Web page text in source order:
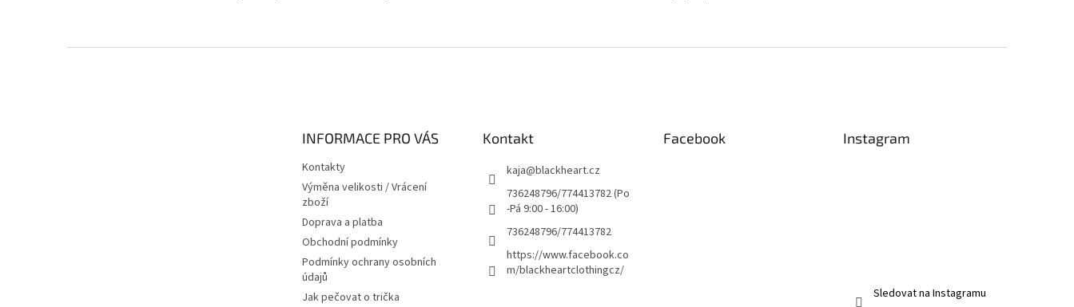
INFORMACE PRO VÁS
Kontakty
Výměna velikosti / Vrácení
zboží
Doprava a platba
Obchodní podmínky
Podmínky ochrany osobních
údajů
Jak pečovat o trička
Kontakt
kaja@blackheart.cz
736248796/774413782 (Po
-Pá 9:00 - 16:00)
736248796/774413782
https://www.facebook.co
m/blackheartclothingcz/
Facebook Instagram
Sledovat na Instagramu